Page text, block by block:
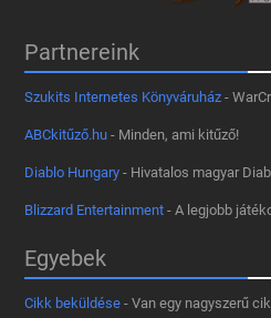
Partnereink
Szukits Internetes Könyváruház -
ABCkitűző.hu - Minden, ami kitűző!
Diablo Hungary - Hivatalos magyar
Blizzard Entertainment - A legjobb
Egyebek
Cikk beküldése - Van egy nagyszerű